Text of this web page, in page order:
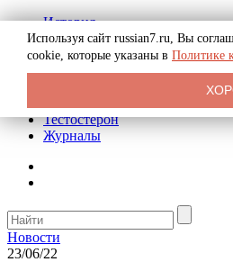
История
Биография
Криминал
Реклама на сайте
Тестостерон
Журналы
Новости
23/06/22
Используя сайт russian7.ru, Вы
cookie, которые указаны в Политике